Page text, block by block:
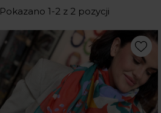
Pokazano 1-2 z 2 pozycji